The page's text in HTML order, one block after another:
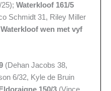
Waterkloof 161/5
Schmidt 31, Riley Miller
Waterkloof wen met vyf
(Dehan Jacobs 38,
6/32, Kyle de Bruin